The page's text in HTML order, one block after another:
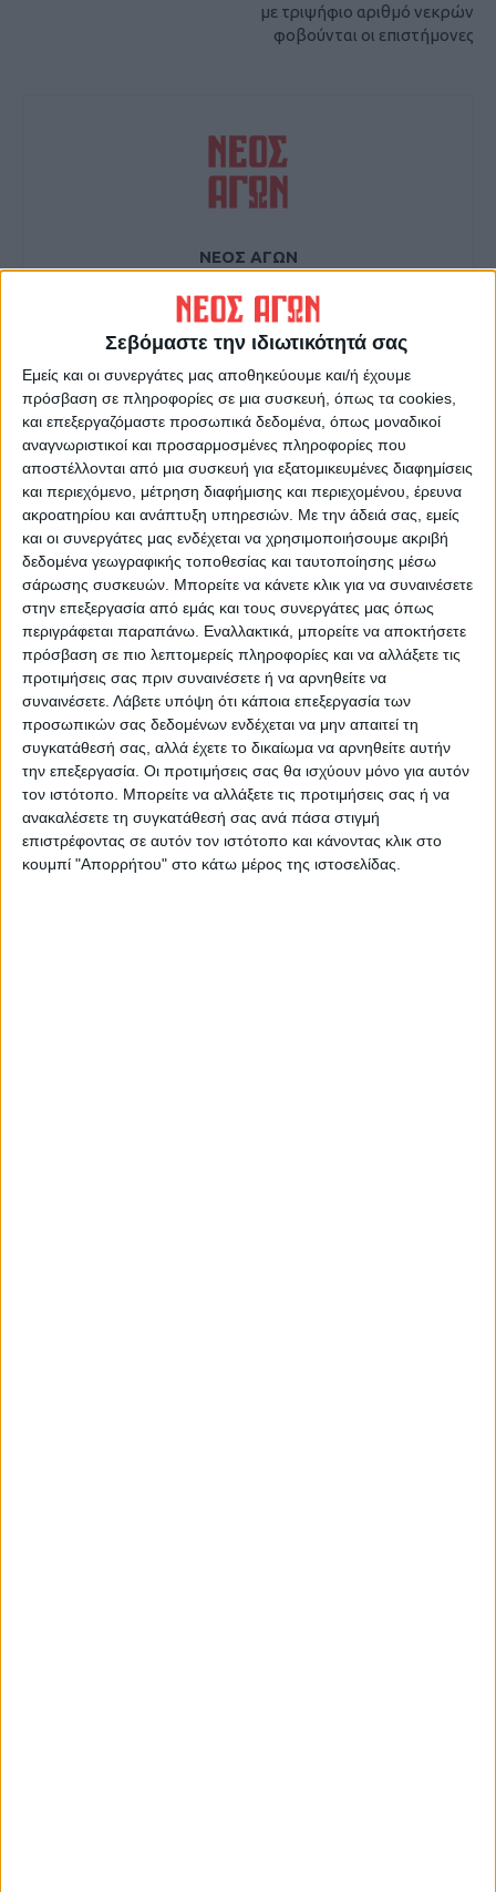
Σεβόμαστε την ιδιωτικότητά σας
Εμείς και οι συνεργάτες μας αποθηκεύουμε και/ή έχουμε
πρόσβαση σε πληροφορίες σε μια συσκευή, όπως τα cookies,
και επεξεργαζόμαστε προσωπικά δεδομένα, όπως μοναδικοί
αναγνωριστικοί και προσαρμοσμένες πληροφορίες που
αποστέλλονται από μια συσκευή για εξατομικευμένες διαφημίσεις
και περιεχόμενο, μέτρηση διαφήμισης και περιεχομένου, έρευνα
ακροατηρίου και ανάπτυξη υπηρεσιών. Με την άδειά σας, εμείς
και οι συνεργάτες μας ενδέχεται να χρησιμοποιήσουμε ακριβή
δεδομένα γεωγραφικής τοποθεσίας και ταυτοποίησης μέσω
σάρωσης συσκευών. Μπορείτε να κάνετε κλικ για να συναινέσετε
στην επεξεργασία από εμάς και τους συνεργάτες μας όπως
περιγράφεται παραπάνω. Εναλλακτικά, μπορείτε να αποκτήσετε
πρόσβαση σε πιο λεπτομερείς πληροφορίες και να αλλάξετε τις
προτιμήσεις σας πριν συναινέσετε ή να αρνηθείτε να
συναινέσετε. Λάβετε υπόψη ότι κάποια επεξεργασία των
προσωπικών σας δεδομένων ενδέχεται να μην απαιτεί τη
συγκατάθεσή σας, αλλά έχετε το δικαίωμα να αρνηθείτε αυτήν
την επεξεργασία. Οι προτιμήσεις σας θα ισχύουν μόνο για αυτόν
τον ιστότοπο. Μπορείτε να αλλάξετε τις προτιμήσεις σας ή να
ανακαλέσετε τη συγκατάθεσή σας ανά πάσα στιγμή
επιστρέφοντας σε αυτόν τον ιστότοπο και κάνοντας κλικ στο
κουμπί "Απορρήτου" στο κάτω μέρος της ιστοσελίδας.
με τριψήφιο αριθμό νεκρών
φοβούνται οι επιστήμονες
ΝΕΟΣ ΑΓΩΝ
Η Αρχαιότερη Καθημερινή Πρωινή Εφημερίδα της Καρδίτσας
ΠΑΡΟΜΟΙΑ ΑΡΘΡΑ
VIDEO ΤΗΣ ΘΕΣΣΑΛΙΑΣ
Περιπέτεια για τον πρόεδρο του Ε.Κ.Λ
Γιάννη Σκόκα